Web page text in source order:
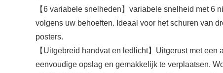
【6 variabele snelheden】variabele snelheid met 6
volgens uw behoeften. Ideaal voor het schuren van
posters.
【Uitgebreid handvat en ledlicht】Uitgerust met
eenvoudige opslag en gemakkelijk te verplaatsen.